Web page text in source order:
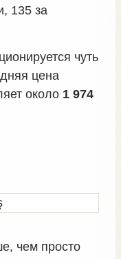
135 за
чуть
цена
около 1 974
чем просто